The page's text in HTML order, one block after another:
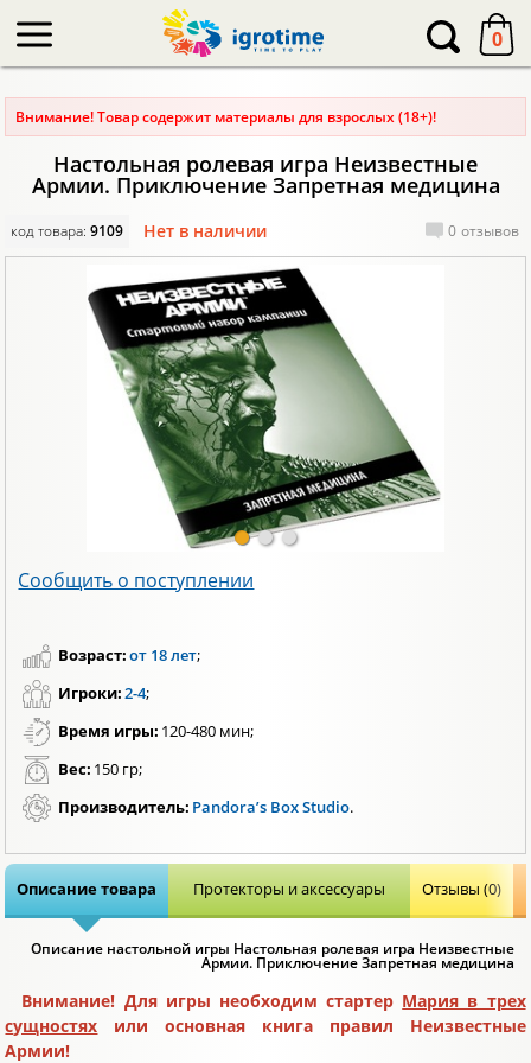
0
Внимание! Товар содержит материалы для взрослых (18+)!
Настольная ролевая игра Неизвестные
Армии. Приключение Запретная медицина
код товара:9109 Нет в наличии 0 отзывов
Сообщить о поступлении
Возраст:от 18 лет;
Игроки:2-4;
Время игры: 120-480 мин;
Вес: 150 гр;
Производитель: Pandora’s Box Studio.
Описание товара Протекторы и аксессуары Отзывы (0)
Описание настольной игры Настольная ролевая игра Неизвестные
Армии. Приключение Запретная медицина
Внимание! Для игры необходим стартер Мария в трех
сущностях или основная книга правил Неизвестные
Армии!